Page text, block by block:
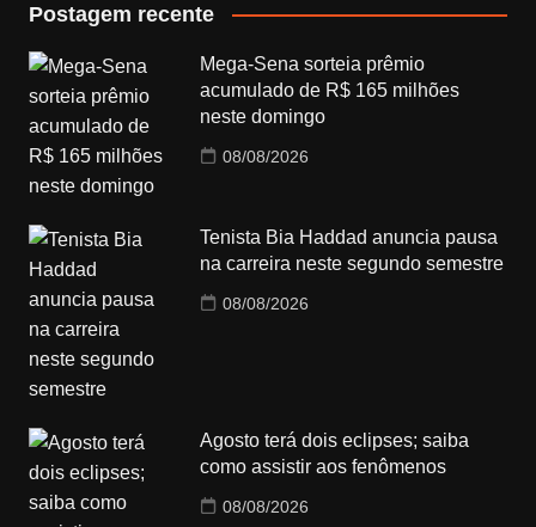
Postagem recente
Mega-Sena sorteia prêmio
acumulado de R$ 165 milhões
neste domingo
08/08/2026
Tenista Bia Haddad anuncia pausa
na carreira neste segundo semestre
08/08/2026
Agosto terá dois eclipses; saiba
como assistir aos fenômenos
08/08/2026